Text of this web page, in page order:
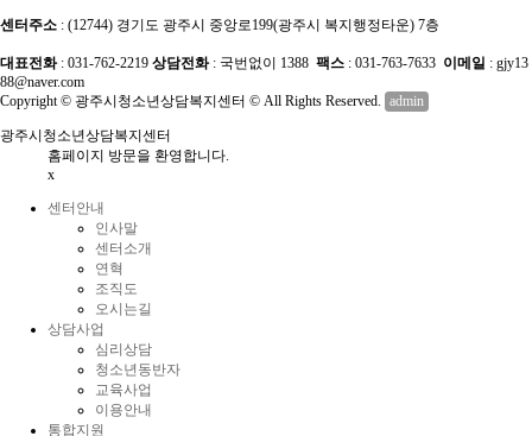
센터주소 : (12744) 경기도 광주시 중앙로199(광주시 복지행정타운) 7층
대표전화: 031-762-2219 상담전화: 국번없이 1388 팩스 : 031-763-7633 이메일 : gjy13
88@naver.com
Copyright © 광주시청소년상담복지센터 © All Rights Reserved.
admin
광주시청소년상담복지센터
홈페이지 방문을 환영합니다.
x
센터안내
인사말
센터소개
연혁
조직도
오시는길
상담사업
심리상담
청소년동반자
교육사업
이용안내
통합지원